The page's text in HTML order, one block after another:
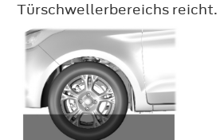
Türschwellerbereichs reicht.